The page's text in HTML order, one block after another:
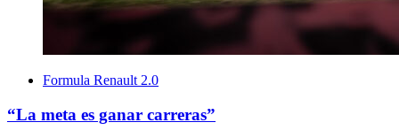
Formula Renault 2.0
“La meta es ganar carreras”